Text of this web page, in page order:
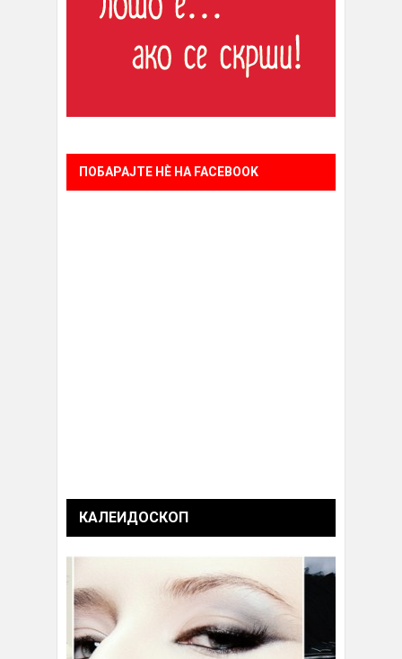
ПОБАРАЈТЕ НÈ НА FACEBOOK
КАЛЕИДОСКОП